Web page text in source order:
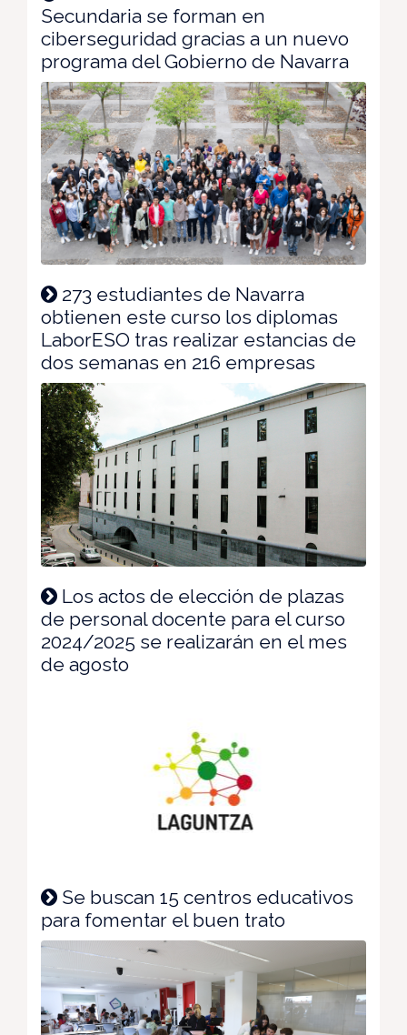
Secundaria se forman en
ciberseguridad gracias a un nuevo
programa del Gobierno de Navarra
273 estudiantes de Navarra
obtienen este curso los diplomas
LaborESO tras realizar estancias de
dos semanas en 216 empresas
Los actos de elección de plazas
de personal docente para el curso
2024/2025 se realizarán en el mes
de agosto
Se buscan 15 centros educativos
para fomentar el buen trato